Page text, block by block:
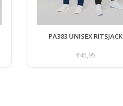
PA383 UNISEX RITSJACK
€45,95